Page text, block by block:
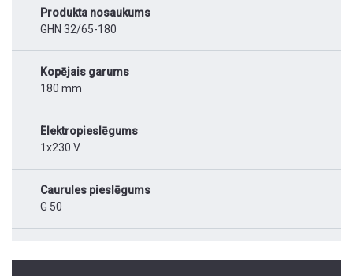
Produkta nosaukums
GHN 32/65-180
Kopējais garums
180 mm
Elektropieslēgums
1x230 V
Caurules pieslēgums
G 50